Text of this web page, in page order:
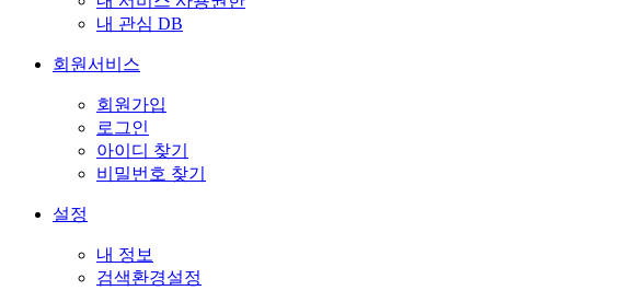
내 관심 DB
회원서비스
회원가입
로그인
아이디 찾기
비밀번호 찾기
설정
내 정보
검색환경설정